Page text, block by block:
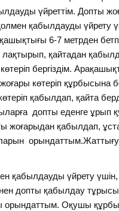
үйреттім. Допты
қабылдауды үйрету
қашықтығы 6-7 метрден
қайтадан
бергіздім.
көтеріп құрбысына
қабылдап, қайта
допты еденге ұрып
жоғарыдан қабылдап,
қабылдауды үйрету
допты қабылдау тұрысын
орындаттым. Оқушы